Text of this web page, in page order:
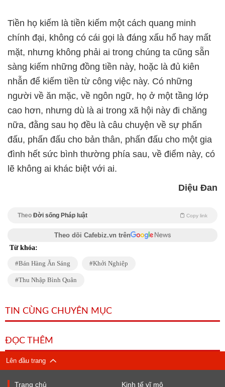
Tiền họ kiếm là tiền kiếm một cách quang minh
chính đại, không có cái gọi là đáng xấu hổ hay mất
mặt, nhưng không phải ai trong chúng ta cũng sẵn
sàng kiếm những đồng tiền này, hoặc là đủ kiên
nhẫn để kiếm tiền từ công việc này. Có những
người về ăn mặc, về ngôn ngữ, họ ở một tầng lớp
cao hơn, nhưng dù là ai trong xã hội này đi chăng
nữa, đằng sau họ đều là câu chuyện về sự phấn
đấu, phấn đấu cho bản thân, phấn đấu cho một gia
đình hết sức bình thường phía sau, về điểm này, có
lẽ không ai khác biệt với ai.
Diệu Đan
Theo Đời sống Pháp luật Copy link
Theo dõi Cafebiz.vn trên
Từ khóa:
Bán Hàng Ăn Sáng Khởi Nghiệp
Thu Nhập Bình Quân
TIN CÙNG CHUYÊN MỤC
ĐỌC THÊM
Lên đầu trang
Trang chủ Kinh tế vĩ mô